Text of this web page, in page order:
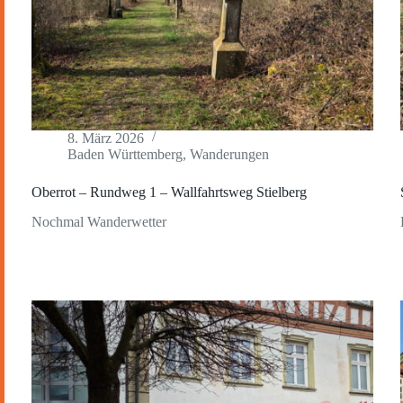
8. März 2026
Baden Württemberg, Wanderungen
Oberrot – Rundweg 1 – Wallfahrtsweg Stielberg
Nochmal Wanderwetter